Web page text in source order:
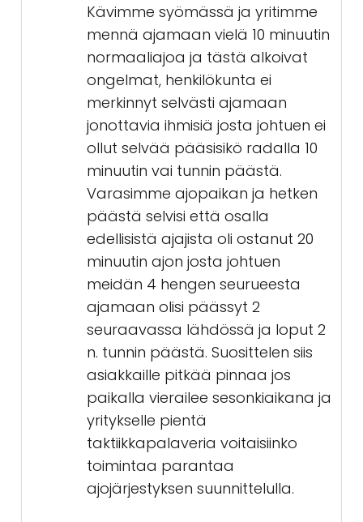
Kävimme syömässä ja yritimme
mennä ajamaan vielä 10 minuutin
normaaliajoa ja tästä alkoivat
ongelmat, henkilökunta ei
merkinnyt selvästi ajamaan
jonottavia ihmisiä josta johtuen ei
ollut selvää pääsisikö radalla 10
minuutin vai tunnin päästä.
Varasimme ajopaikan ja hetken
päästä selvisi että osalla
edellisistä ajajista oli ostanut 20
minuutin ajon josta johtuen
meidän 4 hengen seurueesta
ajamaan olisi päässyt 2
seuraavassa lähdössä ja loput 2
n. tunnin päästä. Suosittelen siis
asiakkaille pitkää pinnaa jos
paikalla vierailee sesonkiaikana ja
yritykselle pientä
taktiikkapalaveria voitaisiinko
toimintaa parantaa
ajojärjestyksen suunnittelulla.